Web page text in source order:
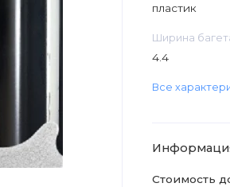
пластик
Ширина
4.4
Все
Стоимость